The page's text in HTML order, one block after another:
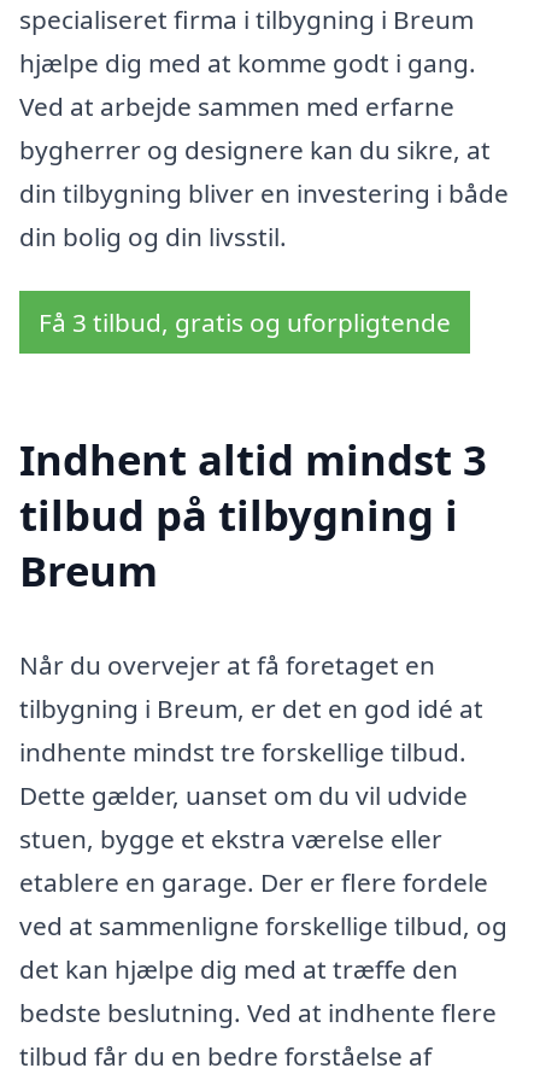
specialiseret firma i tilbygning i Breum
hjælpe dig med at komme godt i gang.
Ved at arbejde sammen med erfarne
bygherrer og designere kan du sikre, at
din tilbygning bliver en investering i både
din bolig og din livsstil.
Få 3 tilbud, gratis og uforpligtende
Indhent altid mindst 3
tilbud på tilbygning i
Breum
Når du overvejer at få foretaget en
tilbygning i Breum, er det en god idé at
indhente mindst tre forskellige tilbud.
Dette gælder, uanset om du vil udvide
stuen, bygge et ekstra værelse eller
etablere en garage. Der er flere fordele
ved at sammenligne forskellige tilbud, og
det kan hjælpe dig med at træffe den
bedste beslutning. Ved at indhente flere
tilbud får du en bedre forståelse af